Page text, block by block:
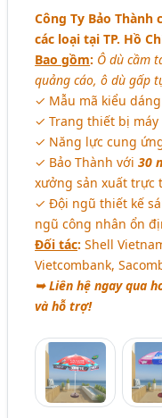
Công Ty Bảo Thành
các loại tại TP. Hồ
Bao gồm: Ô dù cầm
quảng cáo, ô dù gấp
✓ Mẫu mã kiểu
✓ Trang thiết bị
✓ Năng lực cung
✓ Bảo Thành với30
xưởng sản xuất trực
✓ Đội ngũ thiết kế
ngũ công nhân ổn
Đối tác: Shell
Vietcombank,
➥ Liên hệ ngay qua
và hỗ trợ!